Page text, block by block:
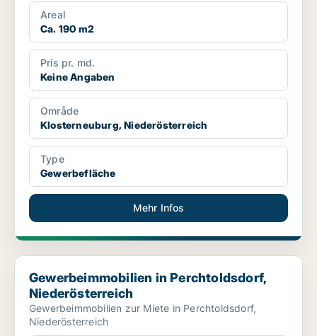
Areal
Ca. 190 m2
Pris pr. md.
Keine Angaben
Område
Klosterneuburg, Niederösterreich
Type
Gewerbefläche
Mehr Infos
Gewerbeimmobilien in Perchtoldsdorf, Niederösterreich
Gewerbeimmobilien in Perchtoldsdorf,
Niederösterreich
Gewerbeimmobilien zur Miete in Perchtoldsdorf,
Niederösterreich